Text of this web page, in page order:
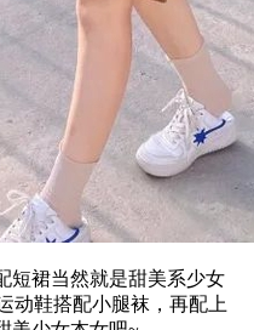
裙当然就是甜美系少女
动鞋搭配小腿袜，再配上